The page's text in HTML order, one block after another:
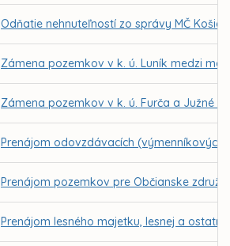
Odňatie nehnuteľností zo správy MČ Košice
Zámena pozemkov v k. ú. Luník medzi
Zámena pozemkov v k. ú. Furča a Južné
Prenájom odovzdávacích (výmenníkových)
Prenájom pozemkov pre Občianske
Prenájom lesného majetku, lesnej a